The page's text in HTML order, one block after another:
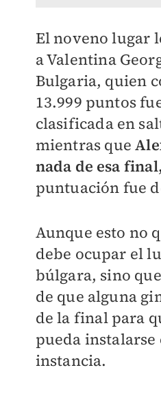
El noveno lugar
a Valentina
Bulgaria, quien
13.999 puntos
clasificada en
mientras que
nada de esa final,
puntuación fue
Aunque esto no
debe ocupar el
búlgara, sino
de que alguna
de la final para
pueda instalarse
instancia.